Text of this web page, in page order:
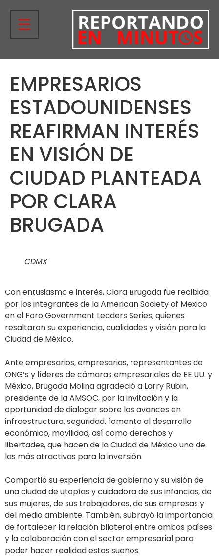
EMPRESARIOS
ESTADOUNIDENSES
REAFIRMAN INTERÉS
EN VISIÓN DE
CIUDAD PLANTEADA
POR CLARA
BRUGADA
CDMX
Con entusiasmo e interés, Clara Brugada fue recibida
por los integrantes de la American Society of Mexico
en el Foro Government Leaders Series, quienes
resaltaron su experiencia, cualidades y visión para la
Ciudad de México.
Ante empresarios, empresarias, representantes de
ONG’s y líderes de cámaras empresariales de EE.UU. y
México, Brugada Molina agradeció a Larry Rubin,
presidente de la AMSOC, por la invitación y la
oportunidad de dialogar sobre los avances en
infraestructura, seguridad, fomento al desarrollo
económico, movilidad, así como derechos y
libertades, que hacen de la Ciudad de México una de
las más atractivas para la inversión.
Compartió su experiencia de gobierno y su visión de
una ciudad de utopías y cuidadora de sus infancias, de
sus mujeres, de sus trabajadores, de sus empresas y
del medio ambiente. También, subrayó la importancia
de fortalecer la relación bilateral entre ambos países
y la colaboración con el sector empresarial para
poder hacer realidad estos sueños.